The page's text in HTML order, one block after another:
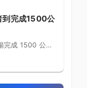
到完成1500公
完成 1500 公尺
。本文提供詳
表範本、里程